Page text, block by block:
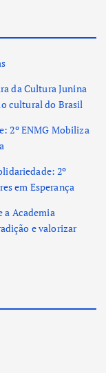
da Cultura Junina
cultural do Brasil
2º ENMG Mobiliza
2º
em Esperança
a Academia
e valorizar